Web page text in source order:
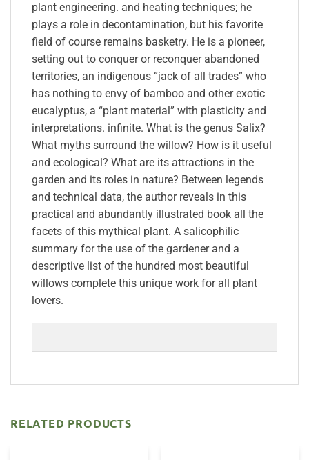
plant engineering. and heating techniques; he
plays a role in decontamination, but his favorite
field of course remains basketry. He is a pioneer,
setting out to conquer or reconquer abandoned
territories, an indigenous “jack of all trades” who
has nothing to envy of bamboo and other exotic
eucalyptus, a “plant material” with plasticity and
interpretations. infinite. What is the genus Salix?
What myths surround the willow? How is it useful
and ecological? What are its attractions in the
garden and its roles in nature? Between legends
and technical data, the author reveals in this
practical and abundantly illustrated book all the
facets of this mythical plant. A salicophilic
summary for the use of the gardener and a
descriptive list of the hundred most beautiful
willows complete this unique work for all plant
lovers.
RELATED PRODUCTS